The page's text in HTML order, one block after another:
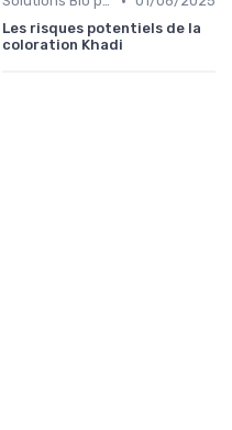
Les risques potentiels de la
coloration Khadi